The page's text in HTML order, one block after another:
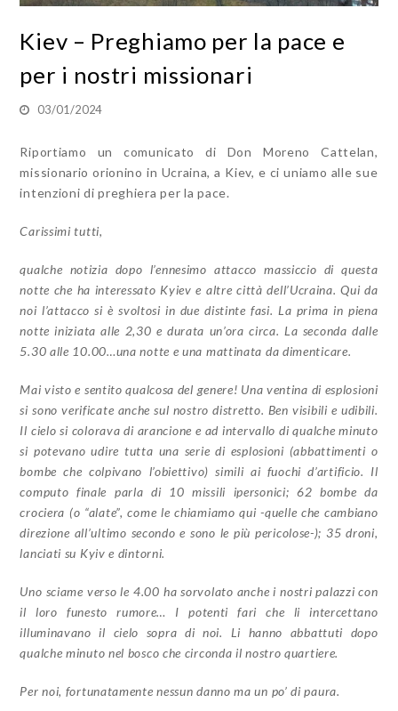
Kiev – Preghiamo per la pace e
per i nostri missionari
03/01/2024
Riportiamo un comunicato di Don Moreno Cattelan,
missionario orionino in Ucraina, a Kiev, e ci uniamo alle sue
intenzioni di preghiera per la pace.
Carissimi tutti,
qualche notizia dopo l’ennesimo attacco massiccio di questa
notte che ha interessato Kyiev e altre città dell’Ucraina. Qui da
noi l’attacco si è svoltosi in due distinte fasi. La prima in piena
notte iniziata alle 2,30 e durata un’ora circa. La seconda dalle
5.30 alle 10.00…una notte e una mattinata da dimenticare.
Mai visto e sentito qualcosa del genere! Una ventina di esplosioni
si sono verificate anche sul nostro distretto. Ben visibili e udibili.
Il cielo si colorava di arancione e ad intervallo di qualche minuto
si potevano udire tutta una serie di esplosioni (abbattimenti o
bombe che colpivano l’obiettivo) simili ai fuochi d’artificio. Il
computo finale parla di 10 missili ipersonici; 62 bombe da
crociera (o “alate”, come le chiamiamo qui -quelle che cambiano
direzione all’ultimo secondo e sono le più pericolose-); 35 droni,
lanciati su Kyiv e dintorni.
Uno sciame verso le 4.00 ha sorvolato anche i nostri palazzi con
il loro funesto rumore… I potenti fari che li intercettano
illuminavano il cielo sopra di noi. Li hanno abbattuti dopo
qualche minuto nel bosco che circonda il nostro quartiere.
Per noi, fortunatamente nessun danno ma un po’ di paura.